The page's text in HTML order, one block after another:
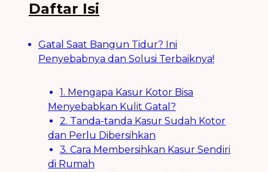
Daftar Isi
Gatal Saat Bangun Tidur? Ini
Penyebabnya dan Solusi Terbaiknya!
1. Mengapa Kasur Kotor Bisa
Menyebabkan Kulit Gatal?
2. Tanda-tanda Kasur Sudah Kotor
dan Perlu Dibersihkan
3. Cara Membersihkan Kasur Sendiri
di Rumah